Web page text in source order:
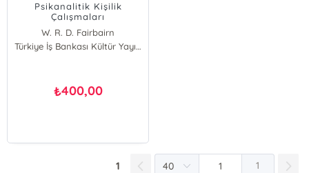
Psikanalitik Kişilik
Çalışmaları
W. R. D. Fairbairn
Türkiye İş Bankası Kültür Yayınları
₺400,00
1 1